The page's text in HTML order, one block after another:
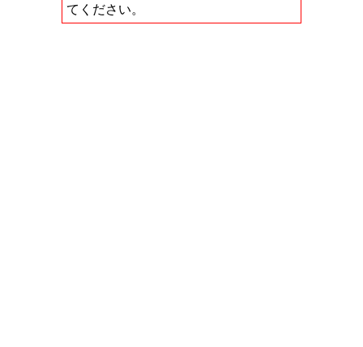
てください。